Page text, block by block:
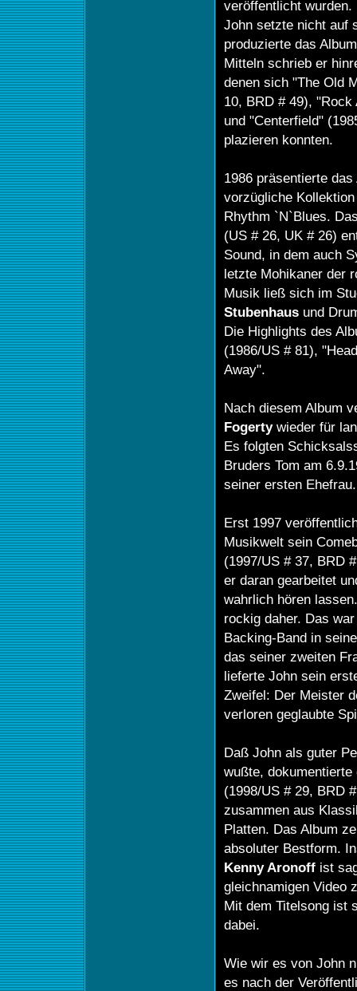
veröffentlicht wurden.
John setzte nicht auf
produzierte das
Mitteln schrieb er
denen sich "The Old
10, BRD # 49),
und "Centerfield"
plazieren konnten.
1986 präsentierte
vorzügliche
Rhythm `N`Blues.
(US # 26, UK # 26)
Sound, in dem auch
letzte Mohikaner der
Musik ließ sich im
Stubenhaus und
Die Highlights des
(1986/US # 81),
Away".
Nach diesem Album
Fogertywieder für
Es folgten
Bruders Tom am
seiner ersten Ehefrau.
Erst 1997
Musikwelt sein
(1997/US # 37, BRD
er daran gearbeitet
wahrlich hören
rockig daher. Das
Backing-Band in
das seiner zweiten
lieferte John sein
Zweifel: Der Meister
verloren geglaubte
Daß John als guter
wußte,
(1998/US # 29, BRD
zusammen aus
Platten. Das Album
absoluter Bestform.
Kenny Aronoff ist
gleichnamigen Video
Mit dem Titelsong ist
dabei.
Wie wir es von John
es nach der